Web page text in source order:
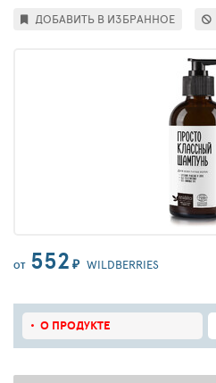
ОТ 552 ₽ WILDBERRIES
ДОБАВИТЬ В ИЗБРАННОЕ
О ПРОДУКТЕ